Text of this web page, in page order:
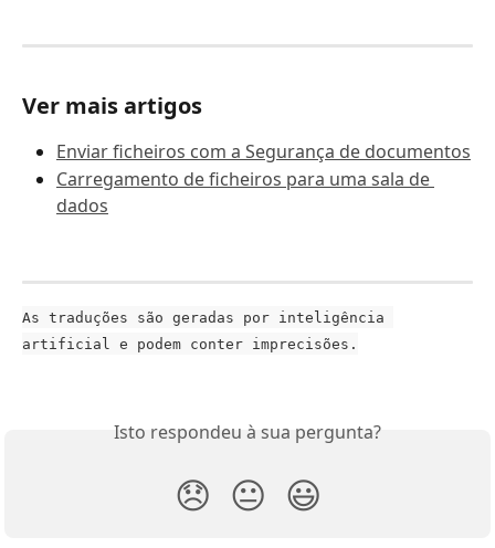
Ver mais artigos
Enviar ficheiros com a Segurança de documentos
Carregamento de ficheiros para uma sala de
dados
As traduções são geradas por inteligência
artificial e podem conter imprecisões.
Isto respondeu à sua pergunta?
😞 😐 😃